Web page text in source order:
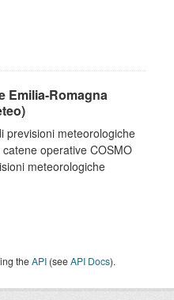
Emilia-Romagna
previsioni meteorologiche
operative COSMO
meteorologiche
theAPI (seeAPI Docs).